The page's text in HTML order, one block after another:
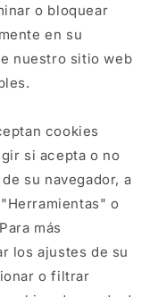
o bloquear
en su
nuestro sitio web
cookies
si acepta o no
su navegador, a
o
más
los ajustes de su
o filtrar